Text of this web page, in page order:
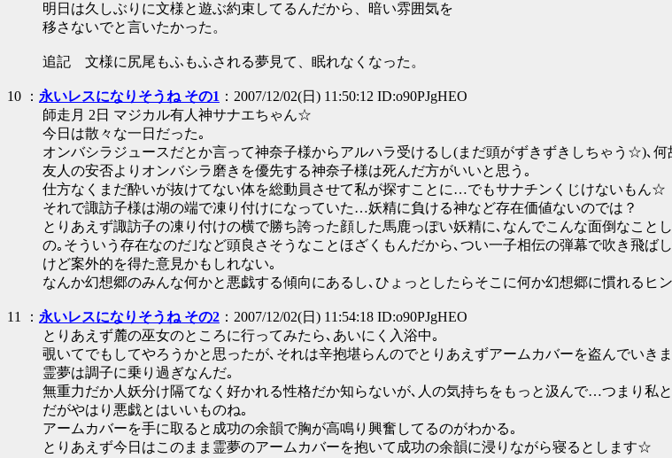
明日は久しぶりに文様と遊ぶ約束してるんだから、暗い雰囲気を
移さないでと言いたかった。
追記 文様に尻尾もふもふされる夢見て、眠れなくなった。
10 ： 永いレスになりそうね その1 ：2007/12/02(日) 11:50:12 ID:o90PJgHEO
師走月 2日 マジカル有人神サナエちゃん☆
今日は散々な一日だった｡
オンバシラジュースだとか言って神奈子様からアルハラ受けるし(まだ頭がずきずきしちゃう☆)､
友人の安否よりオンバシラ磨きを優先する神奈子様は死んだ方がいいと思う｡
仕方なくまだ酔いが抜けてない体を総動員させて私が探すことに…でもサナチンくじけないもん☆
それで諏訪子様は湖の端で凍り付けになっていた…妖精に負ける神など存在価値ないのでは？
とりあえず諏訪子の凍り付けの横で勝ち誇った顔した馬鹿っぽい妖精に､なんでこんな面倒なこ
の｡そういう存在なのだ｣など頭良さそうなことほざくもんだから､つい一子相伝の弾幕で吹き飛ば
けど案外的を得た意見かもしれない｡
なんか幻想郷のみんな何かと悪戯する傾向にあるし､ひょっとしたらそこに何か幻想郷に慣れる
11 ： 永いレスになりそうね その2 ：2007/12/02(日) 11:54:18 ID:o90PJgHEO
とりあえず麓の巫女のところに行ってみたら､あいにく入浴中｡
覗いてでもしてやろうかと思ったが､それは辛抱堪らんのでとりあえずアームカバーを盗んでいき
霊夢は調子に乗り過ぎなんだ｡
無重力だか人妖分け隔てなく好かれる性格だか知らないが､人の気持ちをもっと汲んで…つまり私
だがやはり悪戯とはいいものね｡
アームカバーを手に取ると成功の余韻で胸が高鳴り興奮してるのがわかる｡
とりあえず今日はこのまま霊夢のアームカバーを抱いて成功の余韻に浸りながら寝るとします☆